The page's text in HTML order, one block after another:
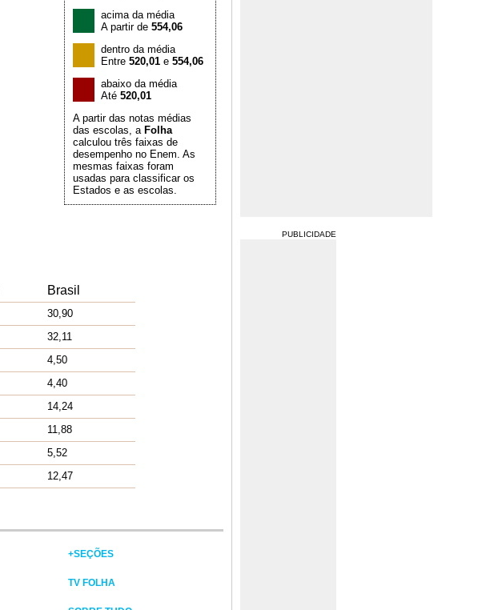
acima da média
A partir de 554,06
dentro da média
Entre 520,01 e 554,06
abaixo da média
Até 520,01
A partir das notas médias
das escolas, a Folha
calculou três faixas de
desempenho no Enem. As
mesmas faixas foram
usadas para classificar os
Estados e as escolas.
Brasil
30,90
32,11
4,50
4,40
14,24
11,88
5,52
12,47
+SEÇÕES
TV FOLHA
PUBLICIDADE